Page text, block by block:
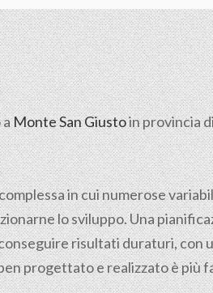
aMonte San Giustoin provincia
in cui numerose
lo sviluppo. Una
risultati duraturi, con
progettato e realizzato è più